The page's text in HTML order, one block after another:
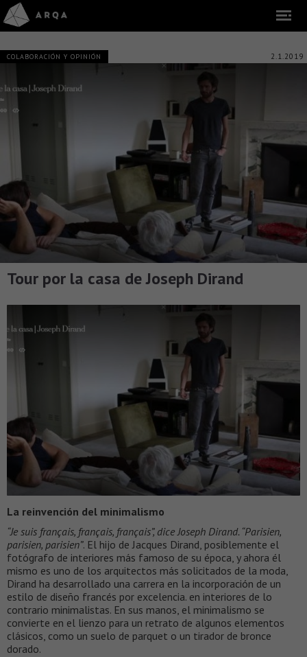
COLABORACIÓN Y OPINIÓN 2.1.2019
Tour por la casa de Joseph Dirand
La reinvención del minimalismo
“Je suis français, français, français”, dice Joseph Dirand. “Parisien,
parisien, parisien”. El hijo de Jacques Dirand, posiblemente el
fotógrafo de interiores más famoso de su época, y ahora él
mismo es uno de los arquitectos más solicitados de la moda,
Dirand ha desarrollado una carrera en la incorporación de un
estilo de diseño francés por excelencia. en interiores de lo
contrario minimalistas. En sus manos, el minimalismo se
convierte en el lienzo para un retrato de algunos elementos
clásicos, como un suelo de parquet o un tirador de bronce
dorado.